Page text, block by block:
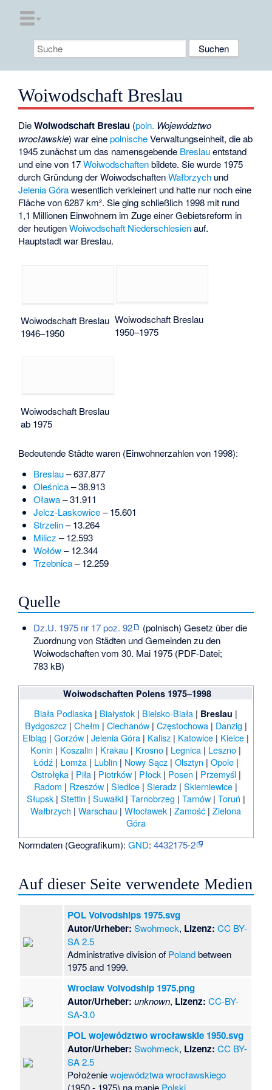
Woiwodschaft Breslau
DieWoiwodschaft Breslau (poln. Województwo
wrocławskie) war einepolnischeVerwaltungseinheit, die ab
1945 zunächst um das namensgebende Breslauentstand
und eine von 17Woiwodschaftenbildete. Sie wurde 1975
durch Gründung der WoiwodschaftenWałbrzych und
Jelenia Górawesentlich verkleinert und hatte nur noch eine
Fläche von 6287 km². Sie ging schließlich 1998 mit rund
1,1 Millionen Einwohnern im Zuge einer Gebietsreform in
der heutigenWoiwodschaft Niederschlesienauf.
Hauptstadt war Breslau.
Woiwodschaft Breslau
1946–1950
Woiwodschaft Breslau
1950–1975
Woiwodschaft Breslau
ab 1975
Bedeutende Städte waren (Einwohnerzahlen von 1998):
Breslau– 637.877
Oleśnica– 38.913
Oława– 31.911
Jelcz-Laskowice– 15.601
Strzelin– 13.264
Milicz – 12.593
Wołów– 12.344
Trzebnica– 12.259
Quelle
Dz.U. 1975 nr 17 poz. 92
(polnisch) Gesetz über die
Zuordnung von Städten und Gemeinden zu den
Woiwodschaften vom 30. Mai 1975 (PDF-Datei;
783 kB)
Woiwodschaften Polens 1975–1998
Biała Podlaska | Białystok | Bielsko-Biała | Breslau |
Bydgoszcz| Chełm | Ciechanów| Częstochowa| Danzig |
Elbląg |Gorzów |Jelenia Góra | Kalisz | Katowice | Kielce |
Konin | Koszalin | Krakau | Krosno | Legnica | Leszno |
Łódź| Łomża| Lublin | Nowy Sącz| Olsztyn | Opole|
Ostrołęka| Piła| Piotrków| Płock| Posen | Przemyśl|
Radom | Rzeszów |Siedlce |Sieradz |Skierniewice |
Słupsk| Stettin | Suwałki| Tarnobrzeg | Tarnów| Toruń |
Wałbrzych |Warschau |Włocławek |Zamość |Zielona
Góra
Normdaten (Geografikum):GND:4432175-2
Auf dieser Seite verwendete Medien
POL Voivodships 1975.svg
Autor/Urheber: Swohmeck, Lizenz: CC BY-
SA 2.5
Administrative division of Polandbetween
1975 and 1999.
Wroclaw Voivodship 1975.png
Autor/Urheber: unknown, Lizenz: CC-BY-
SA-3.0
POL województwo wrocławskie 1950.svg
Autor/Urheber: Swohmeck, Lizenz: CC BY-
SA 2.5
Położeniewojewództwa wrocławskiego
(1950 - 1975) na mapie Polski